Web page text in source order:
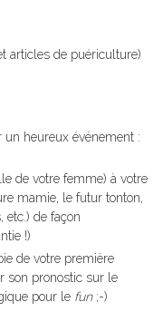
articles de puériculture)
heureux événement :
de votre femme) à votre
mamie, le futur tonton,
etc.) de façon
!)
de votre première
son pronostic sur le
pour le fun;-)